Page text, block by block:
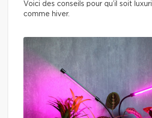
Voici des conseils pour qu’il soit
comme hiver.